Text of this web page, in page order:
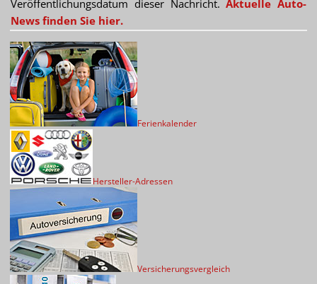
Veröffentlichungsdatum dieser Nachricht.Aktuelle Auto-
News finden Sie hier.
Ferienkalender
Hersteller-Adressen
Versicherungsvergleich